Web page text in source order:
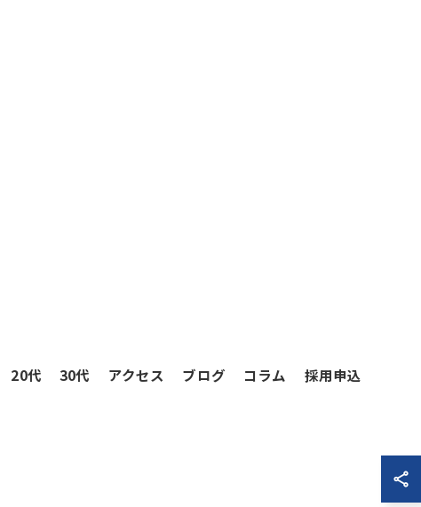
20代 30代 アクセス ブログ コラム
採用申込